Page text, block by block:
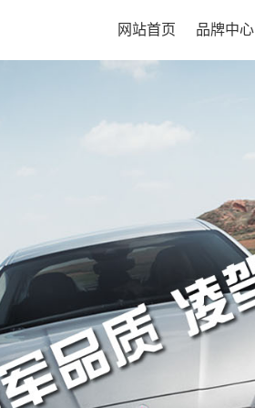
网站首页 品牌中心